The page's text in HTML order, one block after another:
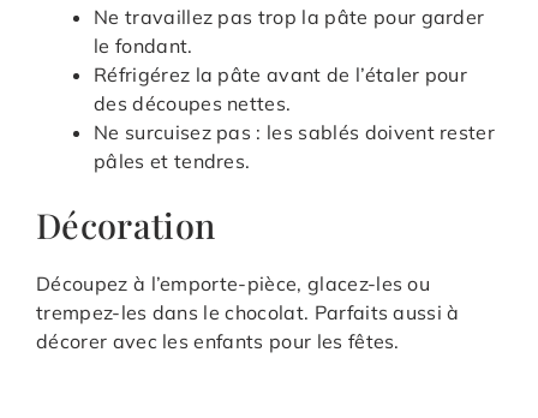
Ne travaillez pas trop la pâte pour garder
le fondant.
Réfrigérez la pâte avant de l’étaler pour
des découpes nettes.
Ne surcuisez pas : les sablés doivent rester
pâles et tendres.
Décoration
Découpez à l’emporte-pièce, glacez-les ou
trempez-les dans le chocolat. Parfaits aussi à
décorer avec les enfants pour les fêtes.